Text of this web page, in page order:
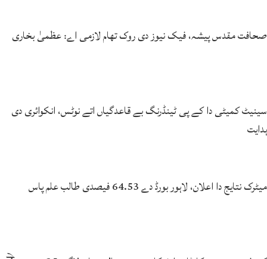
صحافت مقدس پیشہ، فیک نیوز دی روک تھام لازمی اے: عظمیٰ بخاری
سینیٹ کمیٹی دا کے پی ٹینڈرنگ بے قاعدگیاں اتے نوٹس، انکوائری دی
ہدایت
میٹرک نتایج دا اعلان، لاہور بورڈ دے 64.53 فیصدی طالب علم پاس